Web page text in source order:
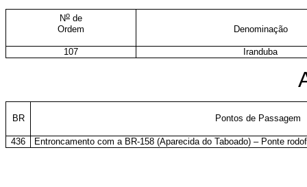
No de
Ordem
Denominação
107 Iranduba
BR Pontos de Passagem
436 Entroncamento com a BR-158 (Aparecida do Taboado) – Ponte